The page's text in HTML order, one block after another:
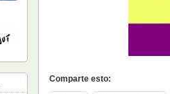
Comparte esto: